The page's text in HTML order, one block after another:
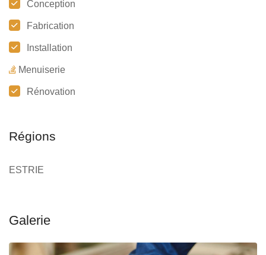
Conception
Fabrication
Installation
Menuiserie
Rénovation
Régions
ESTRIE